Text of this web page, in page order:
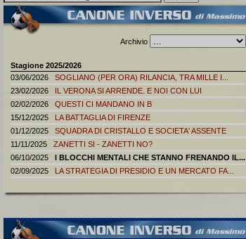
Archivio
Stagione 2025/2026
03/06/2026 SOGLIANO (PER ORA) RILANCIA, TRA MILLE I...
23/02/2026 IL VERONA SI ARRENDE. E NOI CON LUI
02/02/2026 QUESTI CI MANDANO IN B
15/12/2025 LA BATTAGLIA DI FIRENZE
01/12/2025 SQUADRA DI CRISTALLO E SOCIETA' ASSENTE
11/11/2025 ZANETTI SI - ZANETTI NO?
06/10/2025 I BLOCCHI MENTALI CHE STANNO FRENANDO IL...
02/09/2025 LA STRATEGIA DI PRESIDIO E UN MERCATO FA...